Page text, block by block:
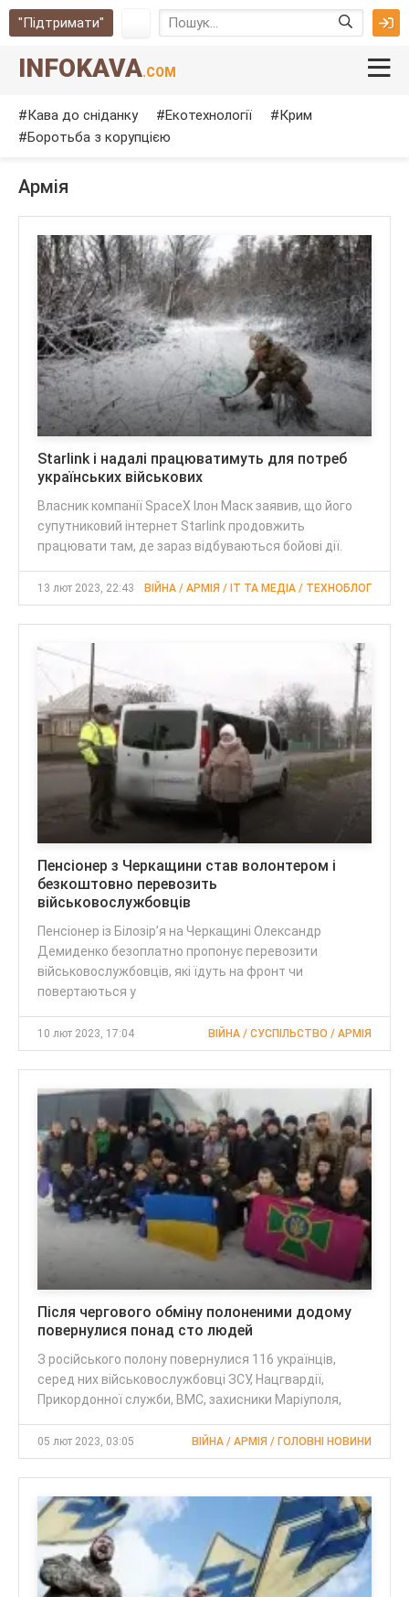
"Підтримати"
INFOKAVA.COM
Кава до сніданку Екотехнології
Крим
Боротьба з корупцією
Армія
Starlink і надалі працюватимуть для потреб
українських військових
Власник компанії SpaceX Ілон Маск заявив, що його
супутниковий інтернет Starlink продовжить
працювати там, де зараз відбуваються бойові дії.
13 лют 2023, 22:43 ВІЙНА / АРМІЯ / IT ТА МЕДІА / ТЕХНОБЛОГ
Пенсіонер з Черкащини став волонтером і
безкоштовно перевозить
військовослужбовців
Пенсіонер із Білозір’я на Черкащині Олександр
Демиденко безоплатно пропонує перевозити
військовослужбовців, які їдуть на фронт чи
повертаються у
10 лют 2023, 17:04 ВІЙНА / СУСПІЛЬСТВО / АРМІЯ
Після чергового обміну полоненими додому
повернулися понад сто людей
З російського полону повернулися 116 українців,
серед них військовослужбовці ЗСУ, Нацгвардії,
Прикордонної служби, ВМС, захисники Маріуполя,
05 лют 2023, 03:05 ВІЙНА / АРМІЯ / ГОЛОВНІ НОВИНИ